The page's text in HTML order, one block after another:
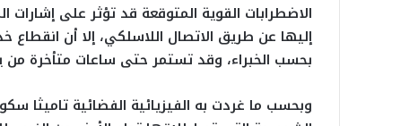
الاضطرابات القوية المتوقعة قد تؤثر على
إليها عن طريق الاتصال اللاسلكي، إلا أن
بحسب الخبراء، وقد تستمر حتى ساعات متأخرة
وبحسب ما غردت به الفيزيائية الفضائية